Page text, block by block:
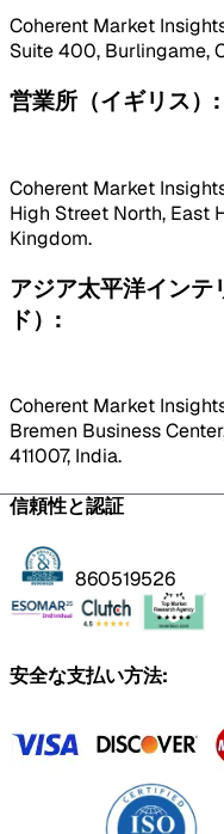
Coherent Market
Suite 400, Burlingame,
営業所（イギリス）:
Coherent Market
High Street North, East
Kingdom.
アジア太平洋インテ
ド）:
Coherent Market
Bremen Business
411007, India.
信頼性と認証
860519526
安全な支払い方法: